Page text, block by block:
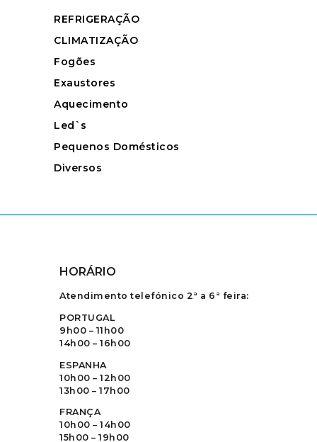
REFRIGERAÇÃO
CLIMATIZAÇÃO
Fogões
Exaustores
Aquecimento
Led`s
Pequenos Domésticos
Diversos
HORÁRIO
Atendimento telefónico 2ª a 6ª feira:
PORTUGAL
9h00 – 11h00
14h00 – 16h00
ESPANHA
10h00 – 12h00
13h00 – 17h00
FRANÇA
10h00 – 14h00
15h00 – 19h00